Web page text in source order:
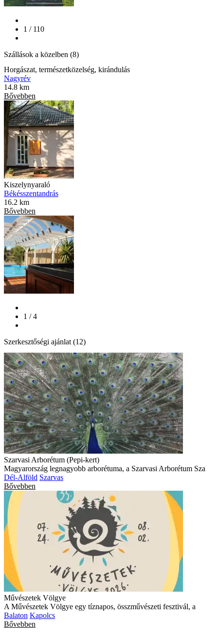
1 / 110
Szállások a közelben (8)
Horgászat, természetközelség, kirándulás
Nagyrév
14.8 km
Bővebben
Kiszelynyaraló
Békésszentandrás
16.2 km
Bővebben
1 / 4
Szerkesztőségi ajánlat (12)
Szarvasi Arborétum (Pepi-kert)
Magyarország legnagyobb arborétuma, a Szarvasi Arborétum Sza
Dél-Alföld Szarvas
Bővebben
Művészetek Völgye
A Művészetek Völgye egy tíznapos, összművészeti fesztivál, a
Balaton Kapolcs
Bővebben